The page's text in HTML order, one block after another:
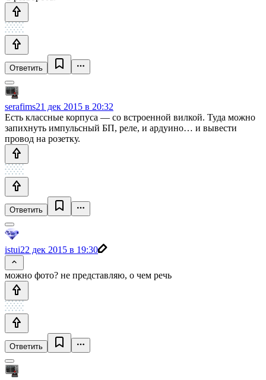
Ответить
serafims21 дек 2015 в 20:32
Есть классные корпуса — со встроенной вилкой. Туда можно
запихнуть импульсный БП, реле, и ардуино… и вывести
провод на розетку.
Ответить
istui22 дек 2015 в 19:30
можно фото? не представляю, о чем речь
Ответить